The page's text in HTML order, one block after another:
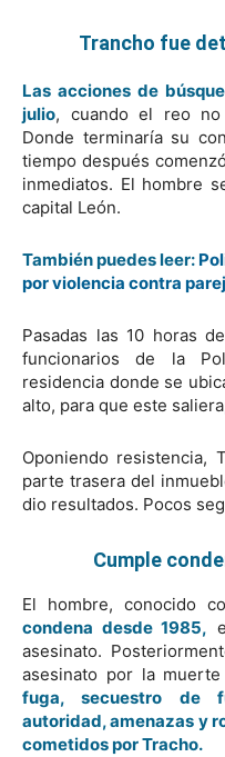
Trancho fue
Las acciones de
julio, cuando el reo
Donde terminaría su
tiempo después
inmediatos. El hombre
capital León.
También puedes leer:
por violencia contra
Pasadas las 10 horas
funcionarios de la
residencia donde se
alto, para que este
Oponiendo resistencia,
parte trasera del
dio resultados. Pocos
Cumple
El hombre, conocido
condena desde 1985,
asesinato.
asesinato por la
fuga, secuestro de
autoridad, amenazas y
cometidos por Tracho.